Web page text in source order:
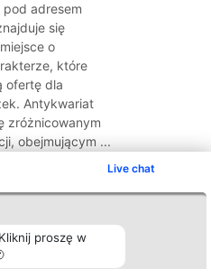
Live chat
proszę w
adresem
się
o
które
ofertę dla
Antykwariat
zróżnicowanym
obejmującym ...
Kontakt